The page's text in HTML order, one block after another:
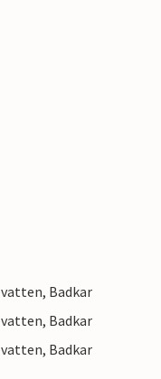
Badkar
Badkar
Badkar